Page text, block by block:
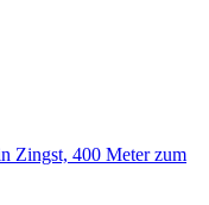
Zingst, 400 Meter zum